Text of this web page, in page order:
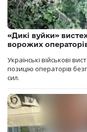
«Дикі вуйки»
ворожих
Українські військові
позицію операторів
сил.